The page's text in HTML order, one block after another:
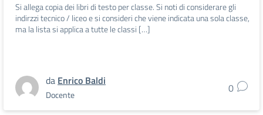
Si allega copia dei libri di testo per classe. Si noti di considerare gli
indirzzi tecnico / liceo e si consideri che viene indicata una sola classe,
ma la lista si applica a tutte le classi […]
da Enrico Baldi
Docente 0